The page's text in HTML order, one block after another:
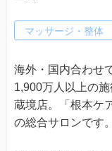
マッサージ・整体
海外・国内合わせ
1,900万人以上の
蔵境店。「根本ケ
の総合サロンです。